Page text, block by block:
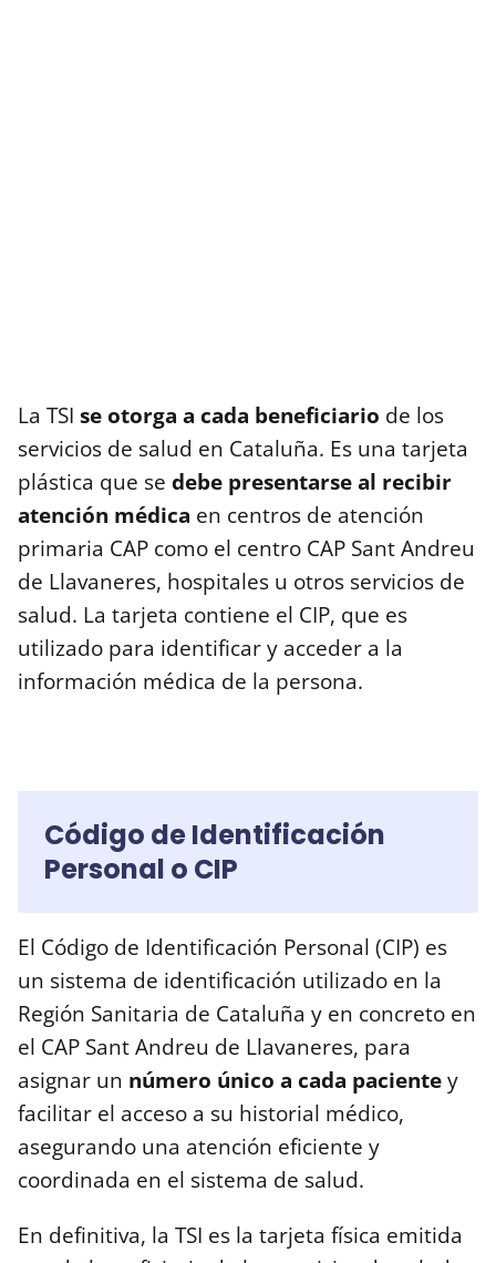
La TSI se otorga a cada beneficiario de los
servicios de salud en Cataluña. Es una tarjeta
plástica que se debe presentarse al recibir
atención médica en centros de atención
primaria CAP como el centro CAP Sant Andreu
de Llavaneres, hospitales u otros servicios de
salud. La tarjeta contiene el CIP, que es
utilizado para identificar y acceder a la
información médica de la persona.
Código de Identificación
Personal o CIP
El Código de Identificación Personal (CIP) es
un sistema de identificación utilizado en la
Región Sanitaria de Cataluña y en concreto en
el CAP Sant Andreu de Llavaneres, para
asignar un número único a cada pacientey
facilitar el acceso a su historial médico,
asegurando una atención eficiente y
coordinada en el sistema de salud.
En definitiva, la TSI es la tarjeta física emitida